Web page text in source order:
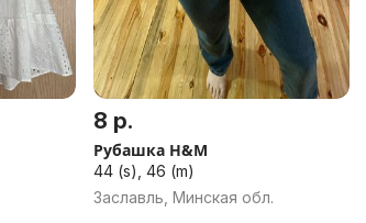
8 р.
Рубашка H&M
44 (s), 46 (m)
Заславль, Минская обл.